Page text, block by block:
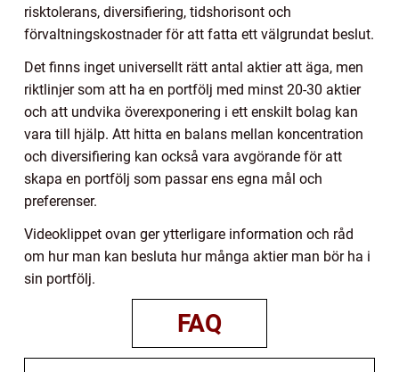
risktolerans, diversifiering, tidshorisont och
förvaltningskostnader för att fatta ett välgrundat beslut.
Det finns inget universellt rätt antal aktier att äga, men
riktlinjer som att ha en portfölj med minst 20-30 aktier
och att undvika överexponering i ett enskilt bolag kan
vara till hjälp. Att hitta en balans mellan koncentration
och diversifiering kan också vara avgörande för att
skapa en portfölj som passar ens egna mål och
preferenser.
Videoklippet ovan ger ytterligare information och råd
om hur man kan besluta hur många aktier man bör ha i
sin portfölj.
FAQ